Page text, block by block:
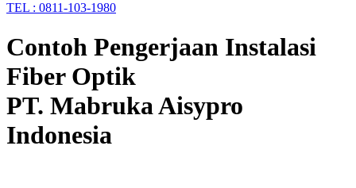
TEL : 0811-103-1980
Contoh Pengerjaan Instalasi
Fiber Optik
PT. Mabruka Aisypro
Indonesia